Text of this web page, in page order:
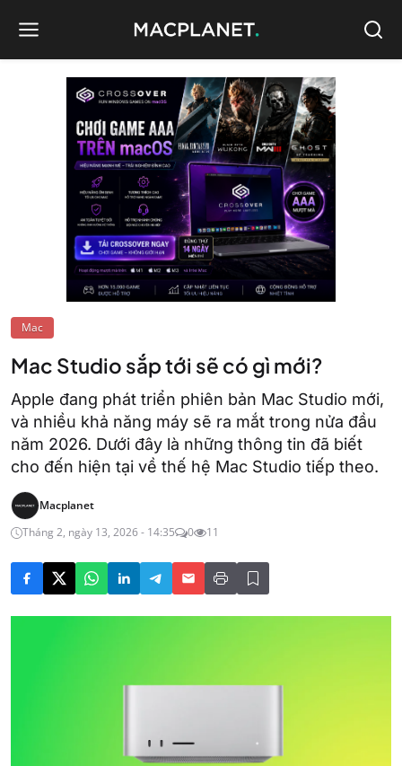
Mac
Mac Studio sắp tới sẽ có gì mới?
Apple đang phát triển phiên bản Mac Studio mới,
và nhiều khả năng máy sẽ ra mắt trong nửa đầu
năm 2026. Dưới đây là những thông tin đã biết
cho đến hiện tại về thế hệ Mac Studio tiếp theo.
Macplanet
Tháng 2, ngày 13, 2026 - 14:35
0 11